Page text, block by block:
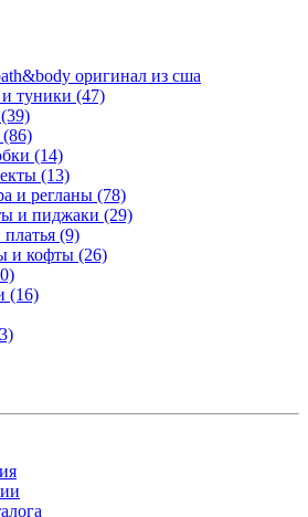
оригинал из сша
туники (47)
(39)
(86)
(14)
(13)
и регланы (78)
и пиджаки (29)
(9)
и кофты (26)
(16)